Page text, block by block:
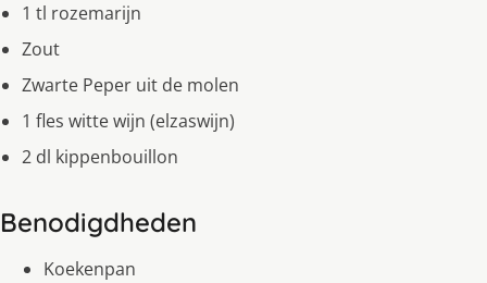
1 tl rozemarijn
Zout
Zwarte Peper uit de molen
1 fles witte wijn (elzaswijn)
2 dl kippenbouillon
Benodigdheden
Koekenpan